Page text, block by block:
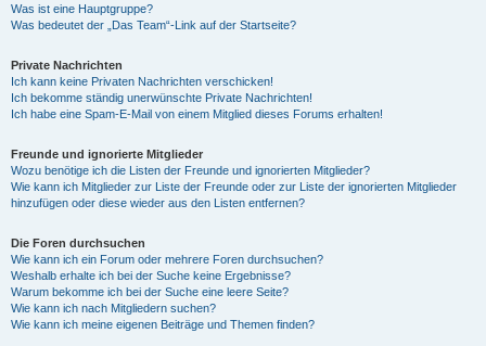
Was ist eine Hauptgruppe?
Was bedeutet der „Das Team“-Link auf der Startseite?
Private Nachrichten
Ich kann keine Privaten Nachrichten verschicken!
Ich bekomme ständig unerwünschte Private Nachrichten!
Ich habe eine Spam-E-Mail von einem Mitglied dieses Forums erhalten!
Freunde und ignorierte Mitglieder
Wozu benötige ich die Listen der Freunde und ignorierten Mitglieder?
Wie kann ich Mitglieder zur Liste der Freunde oder zur Liste der ignorierten Mitglieder
hinzufügen oder diese wieder aus den Listen entfernen?
Die Foren durchsuchen
Wie kann ich ein Forum oder mehrere Foren durchsuchen?
Weshalb erhalte ich bei der Suche keine Ergebnisse?
Warum bekomme ich bei der Suche eine leere Seite?
Wie kann ich nach Mitgliedern suchen?
Wie kann ich meine eigenen Beiträge und Themen finden?